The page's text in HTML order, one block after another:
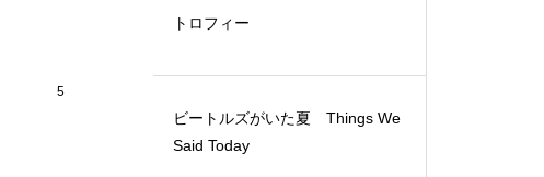
トロフィー
5
ビートルズがいた夏 Things We
Said Today